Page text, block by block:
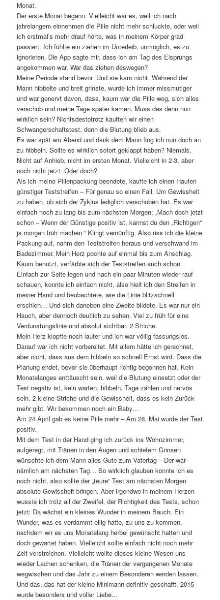
Monat.
Der erste Monat begann. Vielleicht war es, weil ich nach
jahrelangem einnehmen die Pille nicht mehr schluckte, oder weil
ich erstmal’s mehr drauf hörte, was in meinem Körper grad
passiert. Ich fühlte ein ziehen im Unterleib, unmöglich, es zu
ignorieren. Die App sagte mir, dass ich am Tag des Eisprungs
angekommen war. War das ziehen deswegen?
Meine Periode stand bevor. Und sie kam nicht. Während der
Mann hibbelte und breit grinste, wurde ich immer missmutiger
und war genervt davon, dass, kaum war die Pille weg, sich alles
verschob und meine Tage später kamen. Muss das denn nun
wirklich sein? Nichtsdestotrotz kauften wir einen
Schwangerschaftstest, denn die Blutung blieb aus.
Es war spät am Abend und dank dem Mann fing ich nun doch an
zu hibbeln. Sollte es wirklich sofort geklappt haben? Niemals.
Nicht auf Anhieb, nicht im ersten Monat. Vielleicht in 2-3, aber
noch nicht jetzt. Oder doch?
Als ich meine Pillenpackung beendete, kaufte ich einen Haufen
günstiger Teststreifen – Für genau so einen Fall. Um Gewissheit
zu haben, ob sich der Zyklus lediglich verschoben hat. Es war
einfach noch zu lang bis zum nächsten Morgen; „Mach doch jetzt
schon – Wenn der Günstige positiv ist, kannst du den „Richtigen“
ja morgen früh machen.“ Klingt vernünftig. Also riss ich die kleine
Packung auf, nahm den Teststreifen heraus und verschwand im
Badezimmer. Mein Herz pochte auf einmal bis zum Anschlag.
Kaum benutzt, verfärbte sich der Teststreifen auch schon.
Einfach zur Seite legen und nach ein paar Minuten wieder rauf
schauen, konnte ich einfach nicht, also hielt ich den Streifen in
meiner Hand und beobachtete, wie die Linie blitzschnell
erschien… Und sich daneben eine Zweite bildete. Es war nur ein
Hauch, aber dennoch deutlich zu sehen. Viel zu früh für eine
Verdunstungslinie und absolut sichtbar. 2 Striche.
Mein Herz klopfte noch lauter und ich war völlig fassungslos.
Darauf war ich nicht vorbereitet. Mit allem hätte ich gerechnet,
aber nicht, dass aus dem hibbeln so schnell Ernst wird. Dass die
Planung endet, bevor sie überhaupt richtig begonnen hat. Kein
Monatelanges enttäuscht sein, weil die Blutung einsetzt oder der
Test negativ ist, kein warten, hibbeln, Tage zählen und nervös
sein. 2 kleine Striche und die Gewissheit, dass es kein Zurück
mehr gibt. Wir bekommen noch ein Baby…
Am 24.April gab es keine Pille mehr – Am 28. Mai wurde der Test
positiv.
Mit dem Test in der Hand ging ich zurück ins Wohnzimmer,
aufgeregt, mit Tränen in den Augen und schiefem Grinsen
wünschte ich dem Mann alles Gute zum Vatertag – Der war
nämlich am nächsten Tag… So wirklich glauben konnte ich es
noch nicht, also sollte der „teure“ Test am nächsten Morgen
absolute Gewissheit bringen. Aber irgendwo in meinem Herzen
wusste ich trotz all der Zweifel, der Richtigkeit des Tests, schon
jetzt: Da wächst ein kleines Wunder in meinem Bauch. Ein
Wunder, was es verdammt eilig hatte, zu uns zu kommen,
nachdem wir es uns Monatelang herbei gewünscht hatten und
doch gewartet haben. Vielleicht sollte einfach nicht noch mehr
Zeit verstreichen. Vielleicht wollte dieses kleine Wesen uns
wieder Lachen schenken, die Tränen der vergangenen Monate
wegwischen und das Jahr zu einem Besonderen werden lassen.
Und das, das hat der kleine Minimann definitiv geschafft. 2015
wurde besonders und voller Liebe…